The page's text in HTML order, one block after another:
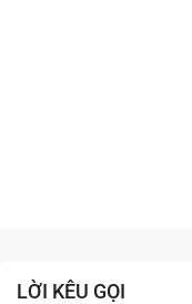
LỜI KÊU GỌI